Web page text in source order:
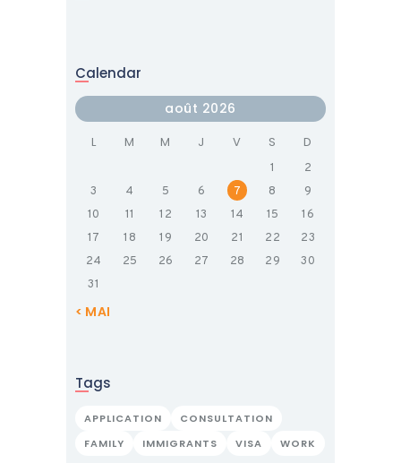
Calendar
août 2026
L M M J V S D
1
2
3
4 5 6 7 8
9
10
11 12 13 14 15
16
17
18 19 20 21 22
23
24
25 26 27 28 29
30
31
« MAI
Tags
APPLICATION
CONSULTATION
FAMILY
IMMIGRANTS VISA WORK